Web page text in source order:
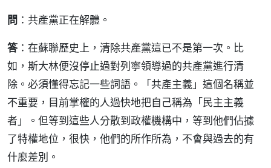
問 ：共產黨正在解體。
答：在蘇聯歷史上，清除共產黨這已不是第一次。比
如，斯大林便沒停止過對列寧領導過的共產黨進行清
除。必須懂得忘記一些詞語。「共產主義」這個名稱並
不重要，目前掌權的人過快地把自己稱為「民主主義
者」。但等到這些人分散到政權機構中，等到他們佔據
了特權地位，很快，他們的所作所為，不會與過去的有
什麼差別。